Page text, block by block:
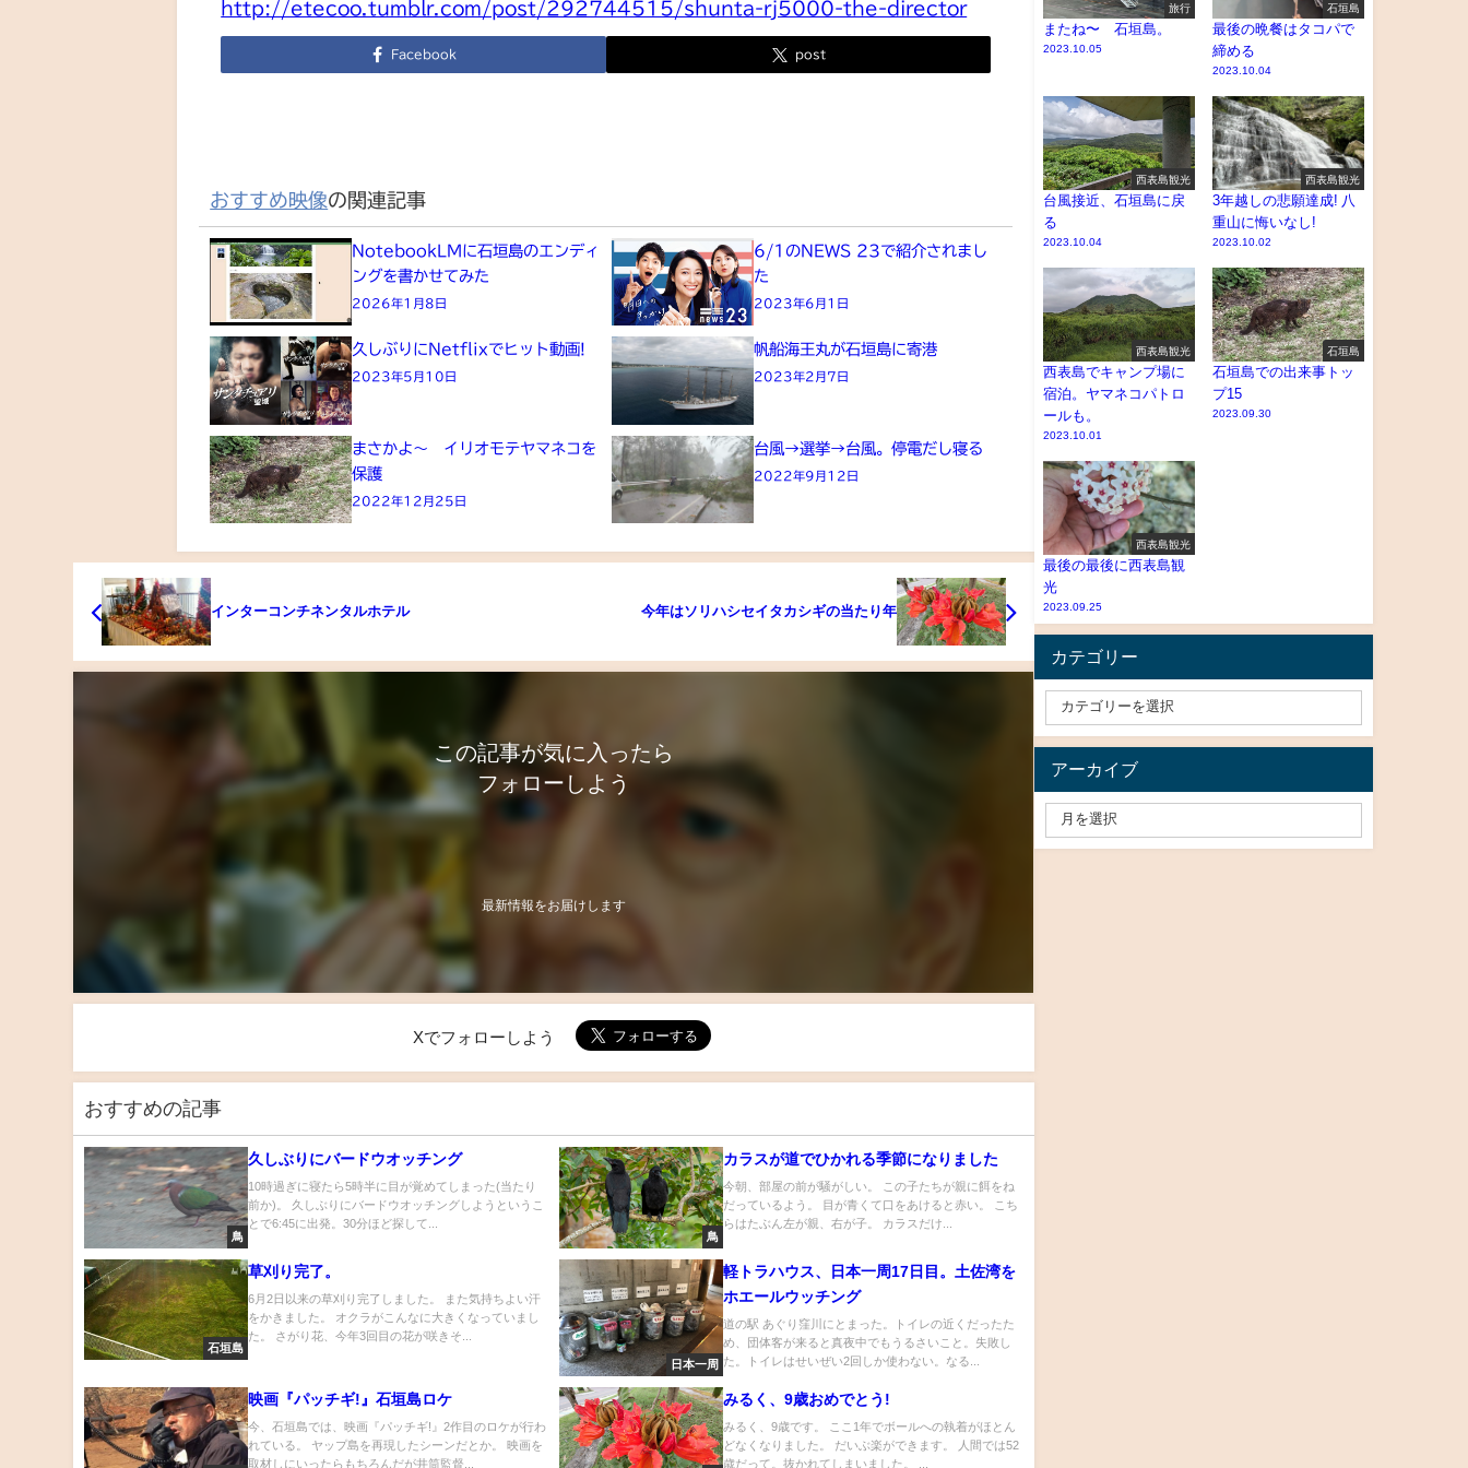
http://etecoo.tumblr.com/post/292744515/shunta-rj5000-the-director
Facebook post
おすすめ映像の関連記事
NotebookLMに石垣島のエンディ
ングを書かせてみた
2026年1月8日
6/1のNEWS 23で紹介されまし
た
2023年6月1日
久しぶりにNetflixでヒット動画!
2023年5月10日
帆船海王丸が石垣島に寄港
2023年2月7日
まさかよ～ イリオモテヤマネコを
保護
2022年12月25日
台風→選挙→台風。停電だし寝る
2022年9月12日
インターコンチネンタルホテル 今年はソリハシセイタカシギの当たり年
この記事が気に入ったら
フォローしよう
最新情報をお届けします
Xでフォローしよう
おすすめの記事
鳥
久しぶりにバードウオッチング
10時過ぎに寝たら5時半に目が覚めてしまった(当たり
前か)。 久しぶりにバードウオッチングしようというこ
とで6:45に出発。30分ほど探して...
鳥
カラスが道でひかれる季節になりました
今朝、部屋の前が騒がしい。 この子たちが親に餌をね
だっているよう。 目が青くて口をあけると赤い。 こち
らはたぶん左が親、右が子。 カラスだけ...
石垣島
草刈り完了。
6月2日以来の草刈り完了しました。 また気持ちよい汗
をかきました。 オクラがこんなに大きくなっていまし
た。 さがり花、今年3回目の花が咲きそ...
日本一周
軽トラハウス、日本一周17日目。土佐湾を
ホエールウッチング
道の駅 あぐり窪川にとまった。トイレの近くだったた
め、団体客が来ると真夜中でもうるさいこと。失敗し
た。トイレはせいぜい2回しか使わない。なる...
映画『パッチギ!』石垣島ロケ
今、石垣島では、映画『パッチギ!』2作目のロケが行わ
れている。 ヤップ島を再現したシーンだとか。 映画を
取材しにいったらもちろんだが井筒監督...
みるく、9歳おめでとう!
みるく、9歳です。 ここ1年でボールへの執着がほとん
どなくなりました。 だいぶ楽ができます。 人間では52
歳だって。抜かれてしまいました。 ...
旅行
またね〜 石垣島。
2023.10.05
石垣島
最後の晩餐はタコパで
締める
2023.10.04
西表島観光
台風接近、石垣島に戻
る
2023.10.04
西表島観光
3年越しの悲願達成! 八
重山に悔いなし!
2023.10.02
西表島観光
西表島でキャンプ場に
宿泊。ヤマネコパトロ
ールも。
2023.10.01
石垣島
石垣島での出来事トッ
プ15
2023.09.30
西表島観光
最後の最後に西表島観
光
2023.09.25
カテゴリー
アーカイブ